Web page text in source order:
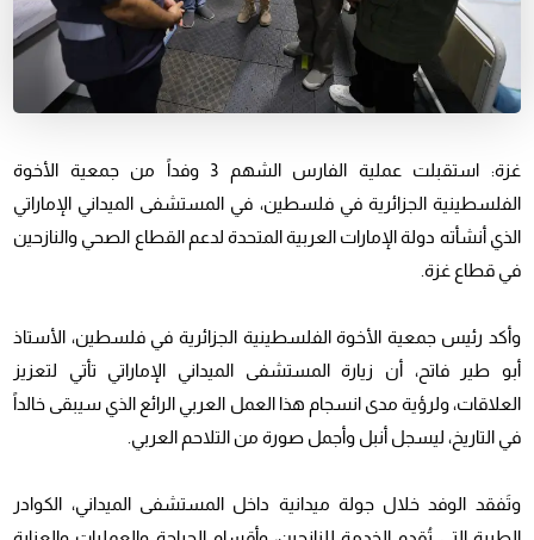
غزة: استقبلت عملية الفارس الشهم 3 وفداً من جمعية الأخوة
الفلسطينية الجزائرية في فلسطين، في المستشفى الميداني الإماراتي
الذي أنشأته دولة الإمارات العربية المتحدة لدعم القطاع الصحي والنازحين
في قطاع غزة.
وأكد رئيس جمعية الأخوة الفلسطينية الجزائرية في فلسطين، الأستاذ
أبو طير فاتح، أن زيارة المستشفى الميداني الإماراتي تأتي لتعزيز
العلاقات، ولرؤية مدى انسجام هذا العمل العربي الرائع الذي سيبقى خالداً
في التاريخ، ليسجل أنبل وأجمل صورة من التلاحم العربي.
وتَفقد الوفد خلال جولة ميدانية داخل المستشفى الميداني، الكوادر